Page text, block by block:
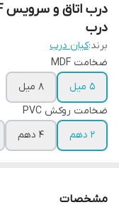
درب
برند:کیان درب
ضخامت MDF
5 میل
8 میل
ضخامت روکش PVC
2 دهم
4 دهم
مشخصات